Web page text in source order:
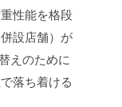
性能を格段
設店舗）が
えのために
落ち着ける